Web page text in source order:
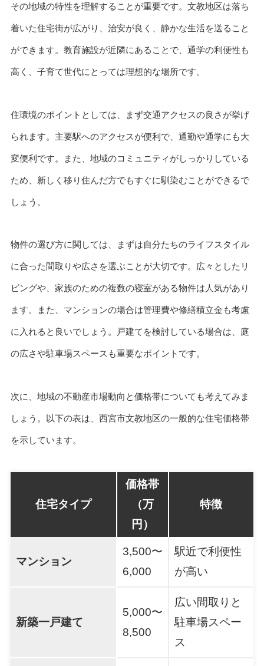
その地域の特性を理解することが重要です。文教地区は落ち
着いた住宅街が広がり、治安が良く、静かな生活を送ること
ができます。教育施設が近隣にあることで、通学の利便性も
高く、子育て世代にとっては理想的な場所です。
住環境のポイントとしては、まず交通アクセスの良さが挙げ
られます。主要駅へのアクセスが便利で、通勤や通学にも大
変便利です。また、地域のコミュニティがしっかりしている
ため、新しく移り住んだ方でもすぐに馴染むことができるで
しょう。
物件の選び方に関しては、まずは自分たちのライフスタイル
に合った間取りや広さを選ぶことが大切です。広々としたリ
ビングや、家族のための複数の寝室がある物件は人気があり
ます。また、マンションの場合は管理費や修繕積立金も考慮
に入れると良いでしょう。戸建てを検討している場合は、庭
の広さや駐車場スペースも重要なポイントです。
次に、地域の不動産市場動向と価格帯についても考えてみま
しょう。以下の表は、西宮市文教地区の一般的な住宅価格帯
を示しています。
住宅タイプ
価格帯
（万
円）
特徴
マンション
3,500〜
6,000
駅近で利便性
が高い
新築一戸建て
5,000〜
8,500
広い間取りと
駐車場スペー
ス